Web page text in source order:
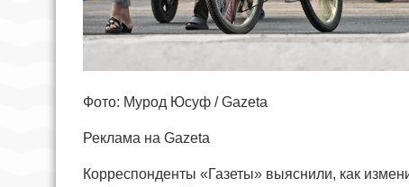
Фото: Мурод Юсуф / Gazeta
Реклама на Gazeta
Корреспонденты «Газеты» выяснили, как